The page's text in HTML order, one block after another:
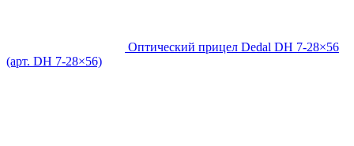
Оптический прицел Dedal DH 7-28×56
(арт. DH 7-28×56)